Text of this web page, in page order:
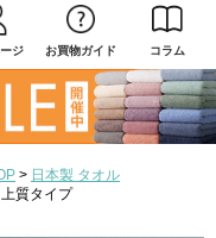
ジ お買物ガイド コラム
日本製 タオル
上質タイプ